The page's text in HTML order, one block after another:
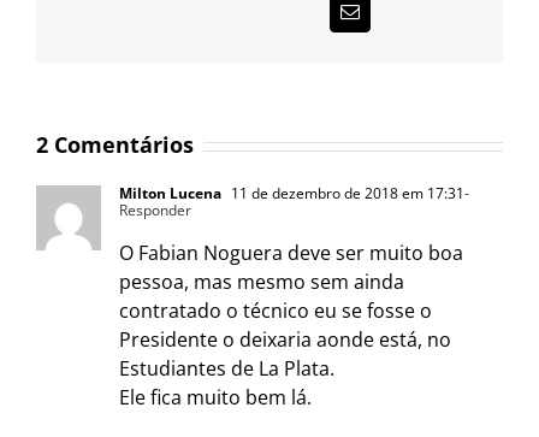
E-
mail
2 Comentários
Milton Lucena 11 de dezembro de 2018 em 17:31-
Responder
O Fabian Noguera deve ser muito boa
pessoa, mas mesmo sem ainda
contratado o técnico eu se fosse o
Presidente o deixaria aonde está, no
Estudiantes de La Plata.
Ele fica muito bem lá.